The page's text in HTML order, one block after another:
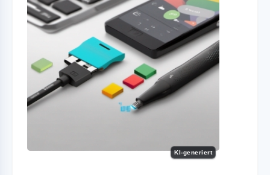
KI-generiert